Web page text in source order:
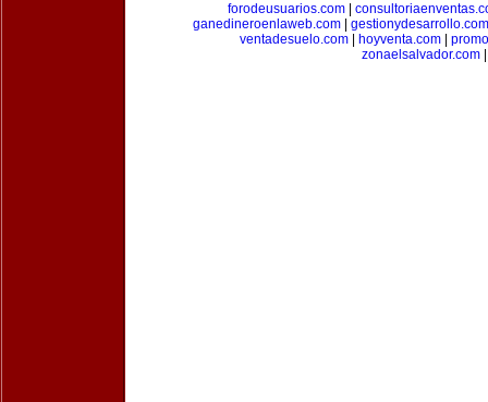
forodeusuarios.com
ganedineroenlaweb.com
gestionydesarrollo.com
ventadesuelo.com
hoyventa.com
zonaelsalvador.com|